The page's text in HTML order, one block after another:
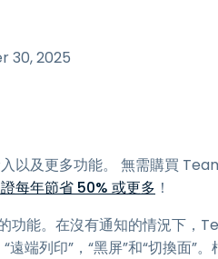
端點安全
探索所有需求
30, 2025
以及更多功能。 無需購買
每年節省 50% 或更多 ！
能。在沒有通知的情況下，
端列印”，“黑屏”和“切換面”